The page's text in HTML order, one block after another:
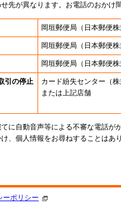
先が異なります。お電話のおかけ
岡垣郵便局 （日本郵便株
岡垣郵便局 （日本郵便株
岡垣郵便局 （日本郵便株
引の停止 カード紛失センター （
または上記店舗
に自動音声等による不審な電話が
、個人情報をお尋ねすることはあり
ーポリシー